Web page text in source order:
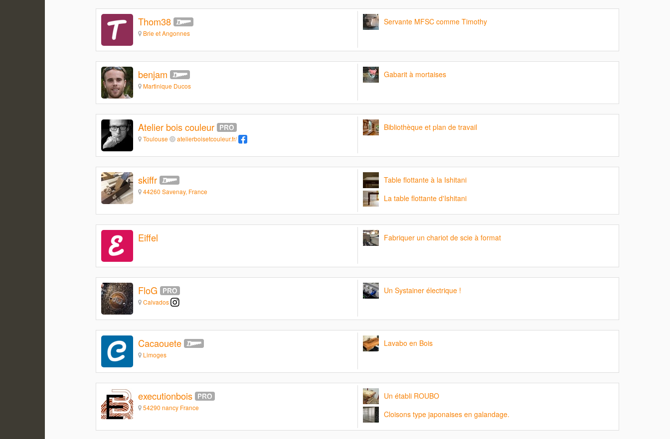
Thom38
Brie et Angonnes
Servante MFSC comme Timothy
benjam
Martinique Ducos
Gabarit à mortaises
Atelier bois couleur
Toulouse atelierboisetcouleur.fr/
Bibliothèque et plan de travail
skiffr
44260 Savenay, France
Table flottante à la Ishitani
La table flottante d'Ishitani
Eiffel Fabriquer un chariot de scie à format
FloG
Calvados
Un Systainer électrique !
Cacaouete
Limoges
Lavabo en Bois
executionbois
54290 nancy France
Un établi ROUBO
Cloisons type japonaises en galandage.